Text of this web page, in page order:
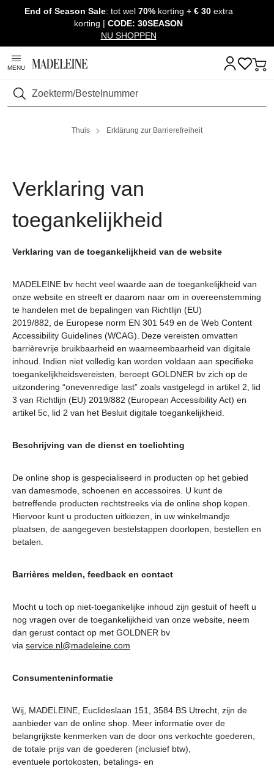
Navigatie overslaan, direct naar content
End of Season Sale: tot wel70% korting +€ 30 extra
korting | CODE: 30SEASON
NU SHOPPEN
MENU
Zoeken
Thuis Erklärung zur Barrierefreiheit
Verklaring van
toegankelijkheid
Verklaring van de toegankelijkheid van de website
MADELEINE bv hecht veel waarde aan de toegankelijkheid van
onze website en streeft er daarom naar om in overeenstemming
te handelen met de bepalingen van Richtlijn (EU)
2019/882, de Europese norm EN 301 549 en de Web Content
Accessibility Guidelines (WCAG). Deze vereisten omvatten
barrièrevrije bruikbaarheid en waarneembaarheid van digitale
inhoud. Indien niet volledig kan worden voldaan aan specifieke
toegankelijkheidsvereisten, beroept GOLDNER bv zich op de
uitzondering “onevenredige last” zoals vastgelegd in artikel 2, lid
3 van Richtlijn (EU) 2019/882 (European Accessibility Act) en
artikel 5c, lid 2 van het Besluit digitale toegankelijkheid.
Beschrijving van de dienst en toelichting
De online shop is gespecialiseerd in producten op het gebied
van damesmode, schoenen en accessoires. U kunt de
betreffende producten rechtstreeks via de online shop kopen.
Hiervoor kunt u producten uitkiezen, in uw winkelmandje
plaatsen, de aangegeven bestelstappen doorlopen, bestellen en
betalen.
Barrières melden, feedback en contact
Mocht u toch op niet-toegankelijke inhoud zijn gestuit of heeft u
nog vragen over de toegankelijkheid van onze website, neem
dan gerust contact op met GOLDNER bv
via service.nl@madeleine.com
Consumenteninformatie
Wij, MADELEINE, Euclideslaan 151, 3584 BS Utrecht, zijn de
aanbieder van de online shop. Meer informatie over de
belangrijkste kenmerken van de door ons verkochte goederen,
de totale prijs van de goederen (inclusief btw),
eventuele portokosten, betalings- en